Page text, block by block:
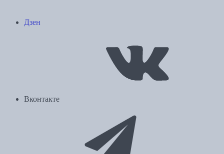
Дзен
Вконтакте